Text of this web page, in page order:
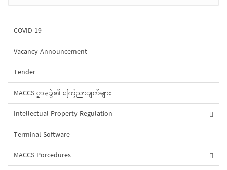
COVID-19
Vacancy Announcement
Tender
MACCS ဌာနခွဲ၏ ကြေညာချက်များ
Intellectual Property Regulation
Terminal Software
MACCS Porcedures